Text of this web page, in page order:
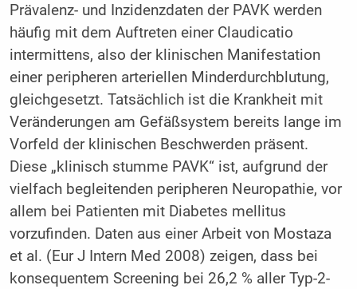
Prävalenz- und Inzidenzdaten der PAVK werden
häufig mit dem Auftreten einer Claudicatio
intermittens, also der klinischen Manifestation
einer peripheren arteriellen Minderdurchblutung,
gleichgesetzt. Tatsächlich ist die Krankheit mit
Veränderungen am Gefäßsystem bereits lange im
Vorfeld der klinischen Beschwerden präsent.
Diese „klinisch stumme PAVK“ ist, aufgrund der
vielfach begleitenden peripheren Neuropathie, vor
allem bei Patienten mit Diabetes mellitus
vorzufinden. Daten aus einer Arbeit von Mostaza
et al. (Eur J Intern Med 2008) zeigen, dass bei
konsequentem Screening bei 26,2 % aller Typ-2-